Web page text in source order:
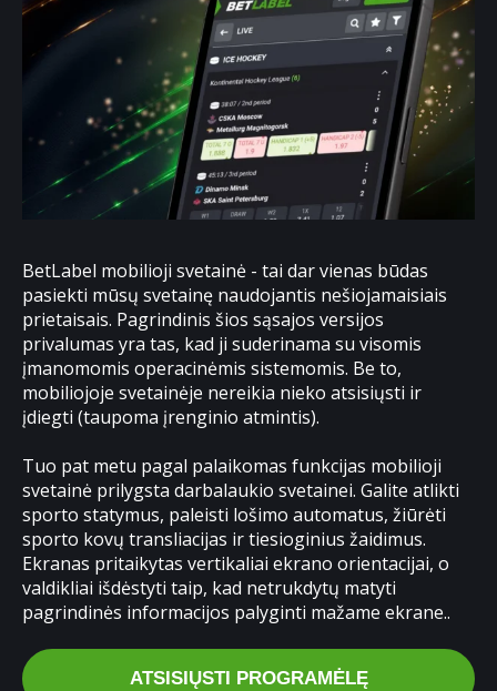
BetLabel mobilioji svetainė - tai dar vienas būdas
pasiekti mūsų svetainę naudojantis nešiojamaisiais
prietaisais. Pagrindinis šios sąsajos versijos
privalumas yra tas, kad ji suderinama su visomis
įmanomomis operacinėmis sistemomis. Be to,
mobiliojoje svetainėje nereikia nieko atsisiųsti ir
įdiegti (taupoma įrenginio atmintis).
Tuo pat metu pagal palaikomas funkcijas mobilioji
svetainė prilygsta darbalaukio svetainei. Galite atlikti
sporto statymus, paleisti lošimo automatus, žiūrėti
sporto kovų transliacijas ir tiesioginius žaidimus.
Ekranas pritaikytas vertikaliai ekrano orientacijai, o
valdikliai išdėstyti taip, kad netrukdytų matyti
pagrindinės informacijos palyginti mažame ekrane..
ATSISIŲSTI PROGRAMĖLĘ